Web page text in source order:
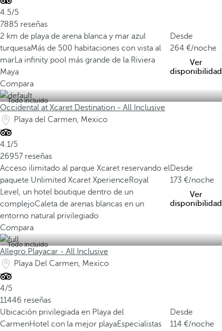
4.5/5
7885 reseñas
2 km de playa de arena blanca y mar azul
turquesaMás de 500 habitaciones con vista al
marLa infinity pool más grande de la Riviera
Maya
Desde
264
/noche
Ver
disponibilidad
Compara
Todo incluido
Occidental at Xcaret Destination - All Inclusive
Playa del Carmen, Mexico
4.1/5
26957 reseñas
Acceso ilimitado al parque Xcaret reservando el
paquete Unlimited Xcaret XperienceRoyal
Level, un hotel boutique dentro de un
complejoCaleta de arenas blancas en un
entorno natural privilegiado
Desde
173
/noche
Ver
disponibilidad
Compara
Todo incluido
Allegro Playacar - All Inclusive
Playa Del Carmen, Mexico
4/5
11446 reseñas
Ubicación privilegiada en Playa del
CarmenHotel con la mejor playaEspecialistas
Desde
114
/noche